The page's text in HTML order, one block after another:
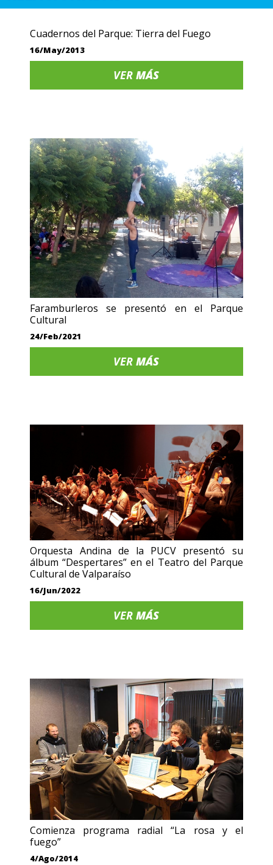
Cuadernos del Parque: Tierra del Fuego
16/May/2013
VERMÁS
Faramburleros se presentó en el Parque
Cultural
24/Feb/2021
VERMÁS
Orquesta Andina de la PUCV presentó su
álbum “Despertares” en el Teatro del Parque
Cultural de Valparaíso
16/Jun/2022
VERMÁS
Comienza programa radial “La rosa y el
fuego”
4/Ago/2014